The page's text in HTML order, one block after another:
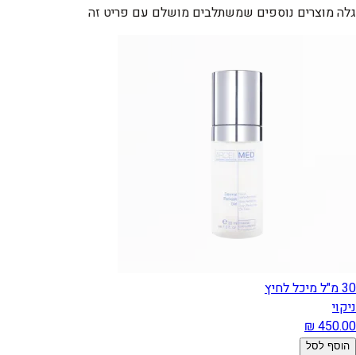
גלה מוצרים נוספים שמשתלבים מושלם עם פריט זה
30 מ"ל מיכל לחיץ
ניקוי
הוסף לסל